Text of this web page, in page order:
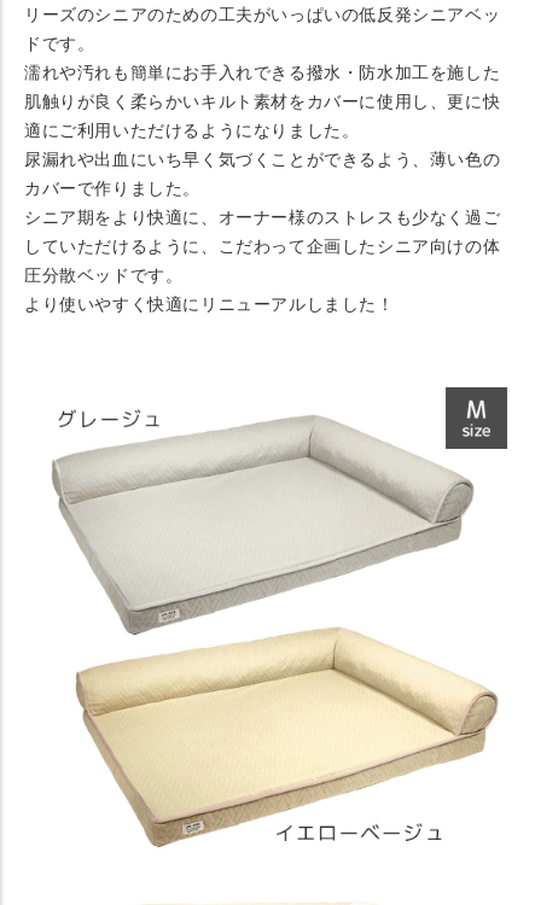
リーズのシニアのための工夫がいっぱいの低反発シニアベッ
ドです。
濡れや汚れも簡単にお手入れできる撥水・防水加工を施した
肌触りが良く柔らかいキルト素材をカバーに使用し、更に快
適にご利用いただけるようになりました。
尿漏れや出血にいち早く気づくことができるよう、薄い色の
カバーで作りました。
シニア期をより快適に、オーナー様のストレスも少なく過ご
していただけるように、こだわって企画したシニア向けの体
圧分散ベッドです。
より使いやすく快適にリニューアルしました！